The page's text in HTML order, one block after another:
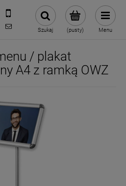
221002030
sklep@reklamydrukarnia.pl
(pusty)
Szukaj Menu
/ plakat
A4 z ramką OWZ